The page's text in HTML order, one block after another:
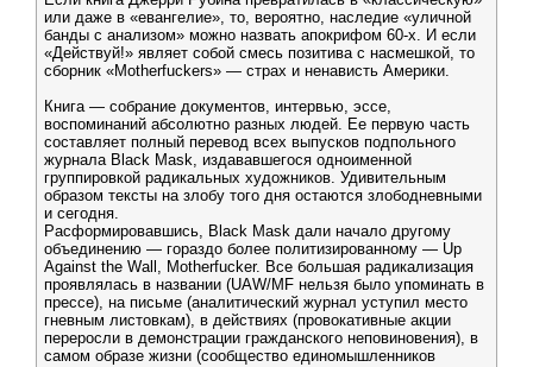
или даже в «евангелие», то, вероятно, наследие «уличной
банды с анализом» можно назвать апокрифом 60-х. И если
«Действуй!» являет собой смесь позитива с насмешкой, то
сборник «Motherfuckers» — страх и ненависть Америки.
Книга — собрание документов, интервью, эссе,
воспоминаний абсолютно разных людей. Ее первую часть
составляет полный перевод всех выпусков подпольного
журнала Black Mask, издававшегося одноименной
группировкой радикальных художников. Удивительным
образом тексты на злобу того дня остаются злободневными
и сегодня.
Расформировавшись, Black Mask дали начало другому
объединению — гораздо более политизированному — Up
Against the Wall, Motherfucker. Все большая радикализация
проявлялась в названии (UAW/MF нельзя было упоминать в
прессе), на письме (аналитический журнал уступил место
гневным листовкам), в действиях (провокативные акции
переросли в демонстрации гражданского неповиновения), в
самом образе жизни (сообщество единомышленников